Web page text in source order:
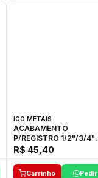
ICO METAIS
ACABAMENTO
P/REGISTRO 1/2"/3/4"
1416 ACB 33 E ICO
R$ 45,40
Carrinho Pedir